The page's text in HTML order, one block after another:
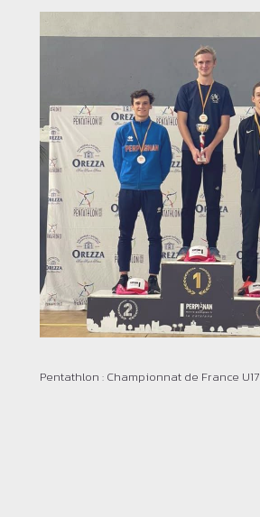
Pentathlon : Championnat de France U17